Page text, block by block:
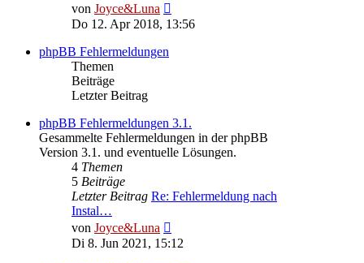
von Joyce&Luna
Beitrag
Do 12. Apr 2018, 13:56
phpBB Fehlermeldungen
Themen
Beiträge
Letzter Beitrag
phpBB Fehlermeldungen 3.1.
Gesammelte Fehlermeldungen in der phpBB
Version 3.1. und eventuelle Lösungen.
4 Themen
5 Beiträge
Letzter Beitrag Re: Fehlermeldung nach
Instal…
von Joyce&Luna
Beitrag
Di 8. Jun 2021, 15:12